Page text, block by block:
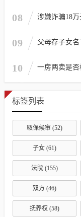
08 涉嫌诈骗18
09 父母存子女
10 一房两卖是否
标签列表
取保候审 (52)
子女 (61)
法院 (155)
双方 (46)
抚养权 (58)